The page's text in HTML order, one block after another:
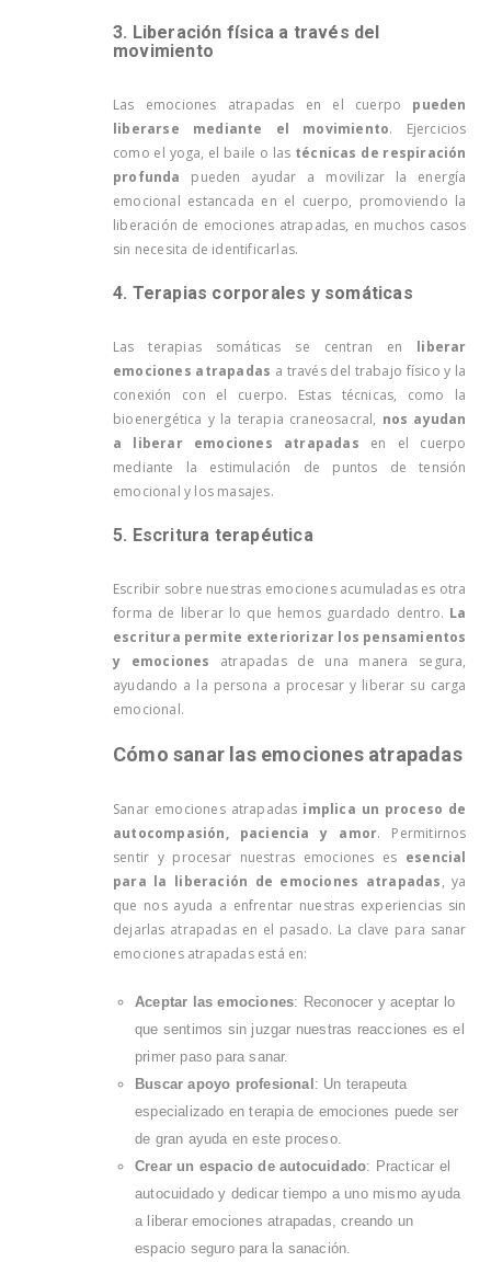
3. Liberación física a través del
movimiento
Las emociones atrapadas en el cuerpo pueden
liberarse mediante el movimiento. Ejercicios
como el yoga, el baile o las técnicas de respiración
profunda pueden ayudar a movilizar la energía
emocional estancada en el cuerpo, promoviendo la
liberación de emociones atrapadas, en muchos casos
sin necesita de identificarlas.
4. Terapias corporales y somáticas
Las terapias somáticas se centran en liberar
emociones atrapadas a través del trabajo físico y la
conexión con el cuerpo. Estas técnicas, como la
bioenergética y la terapia craneosacral, nos ayudan
a liberar emociones atrapadas en el cuerpo
mediante la estimulación de puntos de tensión
emocional y los masajes.
5. Escritura terapéutica
Escribir sobre nuestras emociones acumuladas es otra
forma de liberar lo que hemos guardado dentro. La
escritura permite exteriorizar los pensamientos
y emociones atrapadas de una manera segura,
ayudando a la persona a procesar y liberar su carga
emocional.
Cómo sanar las emociones atrapadas
Sanar emociones atrapadas implica un proceso de
autocompasión, paciencia y amor. Permitirnos
sentir y procesar nuestras emociones es esencial
para la liberación de emociones atrapadas, ya
que nos ayuda a enfrentar nuestras experiencias sin
dejarlas atrapadas en el pasado. La clave para sanar
emociones atrapadas está en:
Aceptar las emociones: Reconocer y aceptar lo
que sentimos sin juzgar nuestras reacciones es el
primer paso para sanar.
Buscar apoyo profesional : Un terapeuta
especializado en terapia de emociones puede ser
de gran ayuda en este proceso.
Crear un espacio de autocuidado: Practicar el
autocuidado y dedicar tiempo a uno mismo ayuda
a liberar emociones atrapadas, creando un
espacio seguro para la sanación.